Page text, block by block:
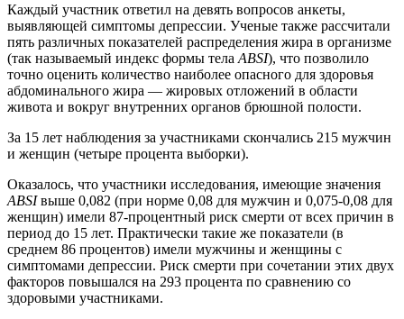
Каждый участник ответил на девять вопросов анкеты,
выявляющей симптомы депрессии. Ученые также рассчитали
пять различных показателей распределения жира в организме
(так называемый индекс формы тела ABSI), что позволило
точно оценить количество наиболее опасного для здоровья
абдоминального жира — жировых отложений в области
живота и вокруг внутренних органов брюшной полости.
За 15 лет наблюдения за участниками скончались 215 мужчин
и женщин (четыре процента выборки).
Оказалось, что участники исследования, имеющие значения
ABSIвыше 0,082 (при норме 0,08 для мужчин и 0,075-0,08 для
женщин) имели 87-процентный риск смерти от всех причин в
период до 15 лет. Практически такие же показатели (в
среднем 86 процентов) имели мужчины и женщины с
симптомами депрессии. Риск смерти при сочетании этих двух
факторов повышался на 293 процента по сравнению со
здоровыми участниками.